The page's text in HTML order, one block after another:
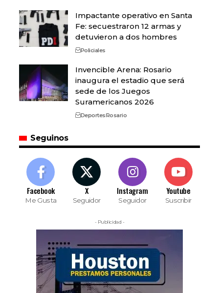
Impactante operativo en Santa
Fe: secuestraron 12 armas y
detuvieron a dos hombres
Policiales
Invencible Arena: Rosario
inaugura el estadio que será
sede de los Juegos
Suramericanos 2026
DeportesRosario
Seguinos
Facebook
Me Gusta
X
Seguidor
Instagram
Seguidor
Youtube
Suscribir
- Publicidad -